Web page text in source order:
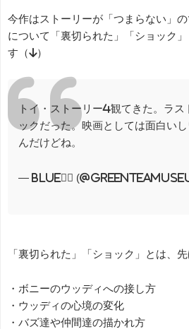
今作はストーリーが「つまらない」
について「裏切られた」「ショック
す（↓）
トイ・ストーリー4観てきた。ラス
ックだった。映画としては面白い
んだけどね。
— Blue🏳️‍🌈
「裏切られた」「ショック」とは、
・ボニーのウッディへの接し方
・ウッディの心境の変化
・バズ達や仲間達の描かれ方